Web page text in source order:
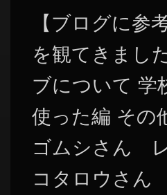
【ブログに参
を観てきまし
ブについて 学
使った編 その
ゴムシさん
コタロウさ